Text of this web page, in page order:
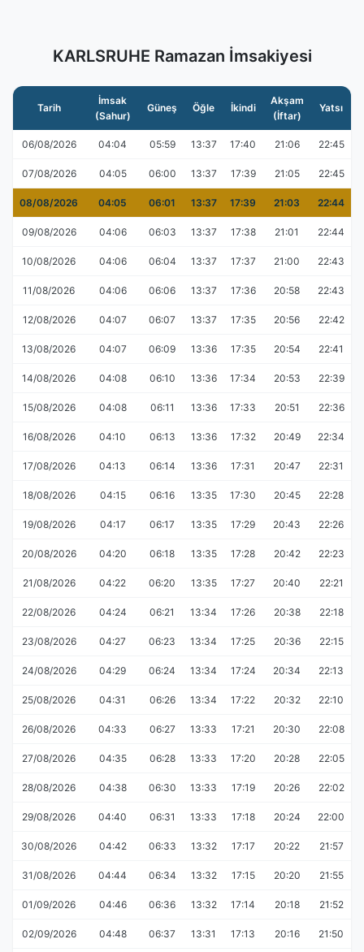
KARLSRUHE Ramazan İmsakiyesi
Tarih
İmsak
(Sahur)
Güneş Öğle İkindi
Akşam
(İftar)
Yatsı
06/08/2026 04:04 05:59 13:37 17:40 21:06 22:45
07/08/2026 04:05 06:00 13:37 17:39 21:05 22:45
08/08/2026 04:05 06:01 13:37 17:39 21:03 22:44
09/08/2026 04:06 06:03 13:37 17:38 21:01 22:44
10/08/2026 04:06 06:04 13:37 17:37 21:00 22:43
11/08/2026 04:06 06:06 13:37 17:36 20:58 22:43
12/08/2026 04:07 06:07 13:37 17:35 20:56 22:42
13/08/2026 04:07 06:09 13:36 17:35 20:54 22:41
14/08/2026 04:08 06:10 13:36 17:34 20:53 22:39
15/08/2026 04:08 06:11 13:36 17:33 20:51 22:36
16/08/2026 04:10 06:13 13:36 17:32 20:49 22:34
17/08/2026 04:13 06:14 13:36 17:31 20:47 22:31
18/08/2026 04:15 06:16 13:35 17:30 20:45 22:28
19/08/2026 04:17 06:17 13:35 17:29 20:43 22:26
20/08/2026 04:20 06:18 13:35 17:28 20:42 22:23
21/08/2026 04:22 06:20 13:35 17:27 20:40 22:21
22/08/2026 04:24 06:21 13:34 17:26 20:38 22:18
23/08/2026 04:27 06:23 13:34 17:25 20:36 22:15
24/08/2026 04:29 06:24 13:34 17:24 20:34 22:13
25/08/2026 04:31 06:26 13:34 17:22 20:32 22:10
26/08/2026 04:33 06:27 13:33 17:21 20:30 22:08
27/08/2026 04:35 06:28 13:33 17:20 20:28 22:05
28/08/2026 04:38 06:30 13:33 17:19 20:26 22:02
29/08/2026 04:40 06:31 13:33 17:18 20:24 22:00
30/08/2026 04:42 06:33 13:32 17:17 20:22 21:57
31/08/2026 04:44 06:34 13:32 17:15 20:20 21:55
01/09/2026 04:46 06:36 13:32 17:14 20:18 21:52
02/09/2026 04:48 06:37 13:31 17:13 20:16 21:50